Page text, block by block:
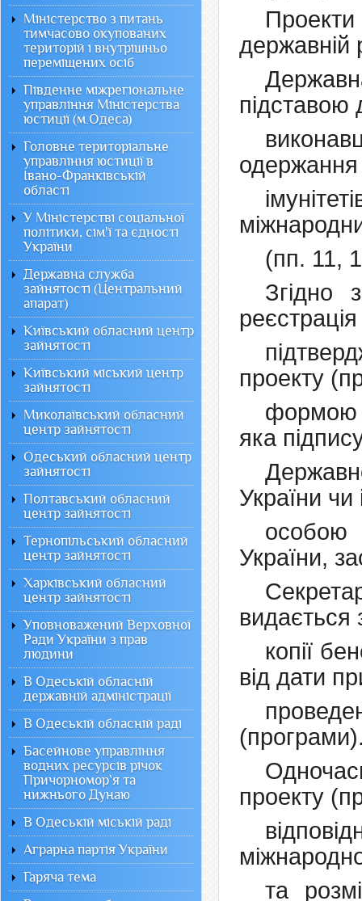
державній
підставою
одержання
(пп. 11,
проекту
формою
яка
України
особою
України,
видається
копії
від дати
проекту
та
Міністерство з питань
тимчасово окупованих
територій і внутрішньо
переміщених осіб
Південне міжрегіональне
управління Міністерства
юстиції (м.Одеса)
Головне територіальне
управління юстиції в
Івано-Франківській
області
У Міністерстві соціальної
політики, сім'ї та єдності
України
Державна служба
зайнятості (Центральний
апарат)
Київський обласний центр
зайнятості
Київський міський центр
зайнятості
Миколаївський обласний
центр зайнятості
Одеський обласний центр
зайнятості
Полтавський обласний
центр зайнятості
Тернопільський обласний
центр зайнятості
Харківський обласний
центр зайнятості
Уповноважений Верховної
Ради України з прав
людини
В Одеській обласній
державній адміністрації
В Одеській обласній раді
Басейнове управління
водних ресурсів річок
Причорномор`я та
нижнього Дунаю
В Одеській міській раді
Аграрна партія України
Гаряча тема